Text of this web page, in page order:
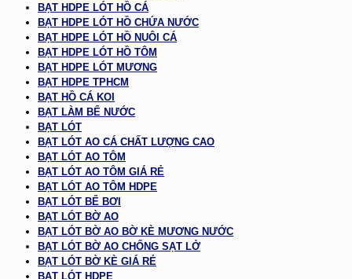
BẠT HDPE LÓT HỒ CÁ
BẠT HDPE LÓT HỒ CHỨA NƯỚC
BẠT HDPE LÓT HỒ NUÔI CÁ
BẠT HDPE LÓT HỒ TÔM
BẠT HDPE LÓT MƯƠNG
BẠT HDPE TPHCM
BẠT HỒ CÁ KOI
BẠT LÀM BỂ NƯỚC
BẠT LÓT
BẠT LÓT AO CÁ CHẤT LƯỢNG CAO
BẠT LÓT AO TÔM
BẠT LÓT AO TÔM GIÁ RẺ
BẠT LÓT AO TÔM HDPE
BẠT LÓT BỂ BƠI
BẠT LÓT BỜ AO
BẠT LÓT BỜ AO BỜ KÈ MƯƠNG NƯỚC
BẠT LÓT BỜ AO CHỐNG SẠT LỞ
BẠT LÓT BỜ KÈ GIÁ RẺ
BẠT LÓT HDPE